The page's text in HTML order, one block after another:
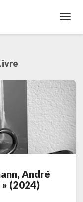
André
» (2024)